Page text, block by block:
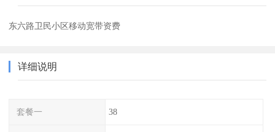
东六路卫民小区移动宽带资费
详细说明
套餐一 38